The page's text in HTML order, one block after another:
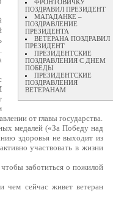
ФРОНТОВИЧКУ
ПОЗДРАВИЛ ПРЕЗИДЕНТ
МАГАДАНКЕ –
ПОЗДРАВЛЕНИЕ
ПРЕЗИДЕНТА
ВЕТЕРАНА ПОЗДРАВИЛ
ПРЕЗИДЕНТ
ПРЕЗИДЕНТСКИЕ
ПОЗДРАВЛЕНИЯ С ДНЕМ
ПОБЕДЫ
ПРЕЗИДЕНТСКИЕ
ПОЗДРАВЛЕНИЯ
ВЕТЕРАНАМ
от главы государства.
медалей («За Победу над
здоровья не выходит из
участвовать в жизни
чтобы заботиться о пожилой
чем сейчас живет ветеран